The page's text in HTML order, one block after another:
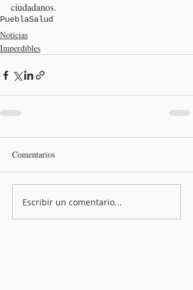
ciudadanos.
PueblaSalud
Noticias
Imperdibles
Comentarios
Escribir un comentario...